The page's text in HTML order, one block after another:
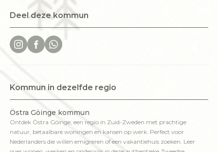
Deel deze kommun
Kommun in dezelfde regio
Östra Göinge kommun
Ontdek Östra Göinge, een regio in Zuid-Zweden met prachtige
natuur, betaalbare woningen en kansen op werk. Perfect voor
Nederlanders die willen emigreren of een vakantiehuis zoeken. Leer